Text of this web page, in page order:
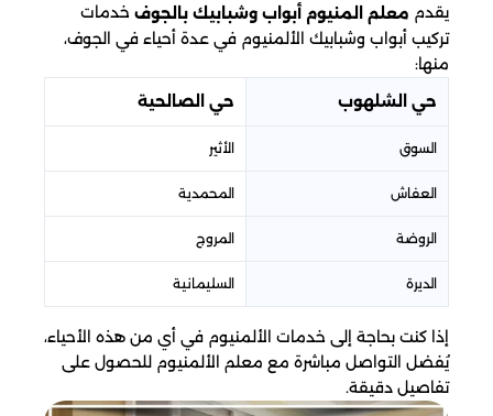
يقدم معلم المنيوم أبواب وشبابيك بالجوف خدمات
تركيب أبواب وشبابيك الألمنيوم في عدة أحياء في الجوف،
منها:
حي الشلهوب
حي الصالحية
السوق الأثير
العفاش المحمدية
الروضة المروج
الديرة السليمانية
إذا كنت بحاجة إلى خدمات الألمنيوم في أي من هذه الأحياء،
يُفضل التواصل مباشرة مع معلم الألمنيوم للحصول على
تفاصيل دقيقة.